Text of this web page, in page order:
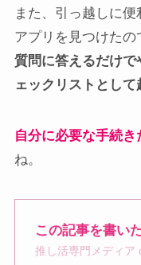
また、引っ越しに
アプリを見つけたの
質問に答えるだけ
ェックリストとして
自分に必要な手続き
ね。
この記事を書い
推し活専門メディ